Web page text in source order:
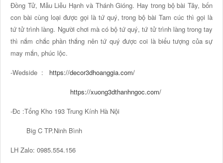
Đồng Tử, Mẫu Liễu Hạnh và Thánh Gióng. Hay trong bộ bài Tây, bốn
con bài cùng loại được gọi là tứ quý, trong bộ bài Tam cúc thì gọi là
tứ tử trình làng. Người chơi mà có bộ tứ quý, tứ tử trình làng trong tay
thì nắm chắc phần thắng nên tứ quý được coi là biểu tượng của sự
may mắn, phúc lộc.
-Wedside : https://decor3dhoanggia.com/
https://xuong3dthanhngoc.com/
-Đc :Tổng Kho 193 Trung Kính Hà Nội
Big C TP.Ninh Bình
LH Zalo: 0985.554.156